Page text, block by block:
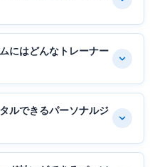
にはどんなトレーナー
ルできるパーソナルジ